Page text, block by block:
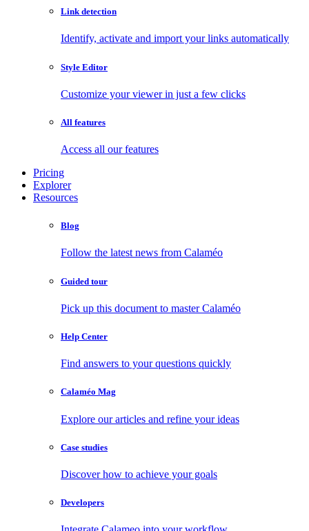
Link detection
Identify, activate and import your links automatically
Style Editor
Customize your viewer in just a few clicks
All features
Access all our features
Pricing
Explorer
Resources
Blog
Follow the latest news from Calaméo
Guided tour
Pick up this document to master Calaméo
Help Center
Find answers to your questions quickly
Calaméo Mag
Explore our articles and refine your ideas
Case studies
Discover how to achieve your goals
Developers